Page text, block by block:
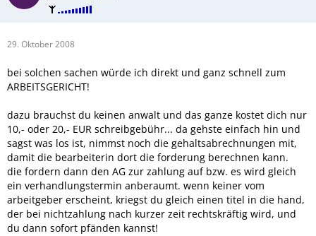
29. Oktober 2008
bei solchen sachen würde ich direkt und ganz schnell zum
ARBEITSGERICHT!
dazu brauchst du keinen anwalt und das ganze kostet dich nur
10,- oder 20,- EUR schreibgebühr... da gehste einfach hin und
sagst was los ist, nimmst noch die gehaltsabrechnungen mit,
damit die bearbeiterin dort die forderung berechnen kann.
die fordern dann den AG zur zahlung auf bzw. es wird gleich
ein verhandlungstermin anberaumt. wenn keiner vom
arbeitgeber erscheint, kriegst du gleich einen titel in die hand,
der bei nichtzahlung nach kurzer zeit rechtskräftig wird, und
du dann sofort pfänden kannst!